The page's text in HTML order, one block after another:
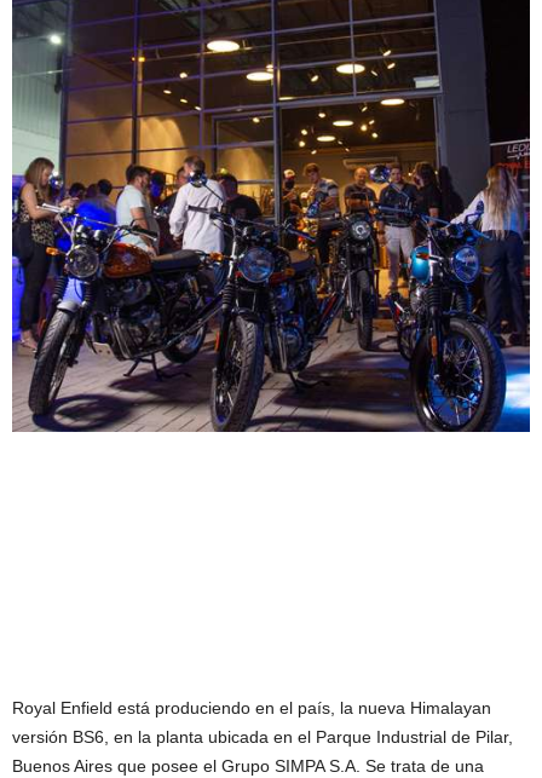
Royal Enfield está produciendo en el país, la nueva Himalayan
versión BS6, en la planta ubicada en el Parque Industrial de Pilar,
Buenos Aires que posee el Grupo SIMPA S.A. Se trata de una